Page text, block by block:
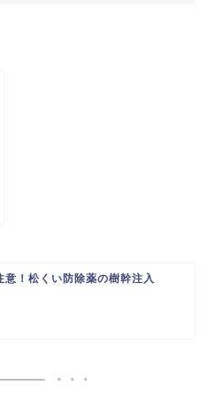
意！松くい防除薬の樹幹注入